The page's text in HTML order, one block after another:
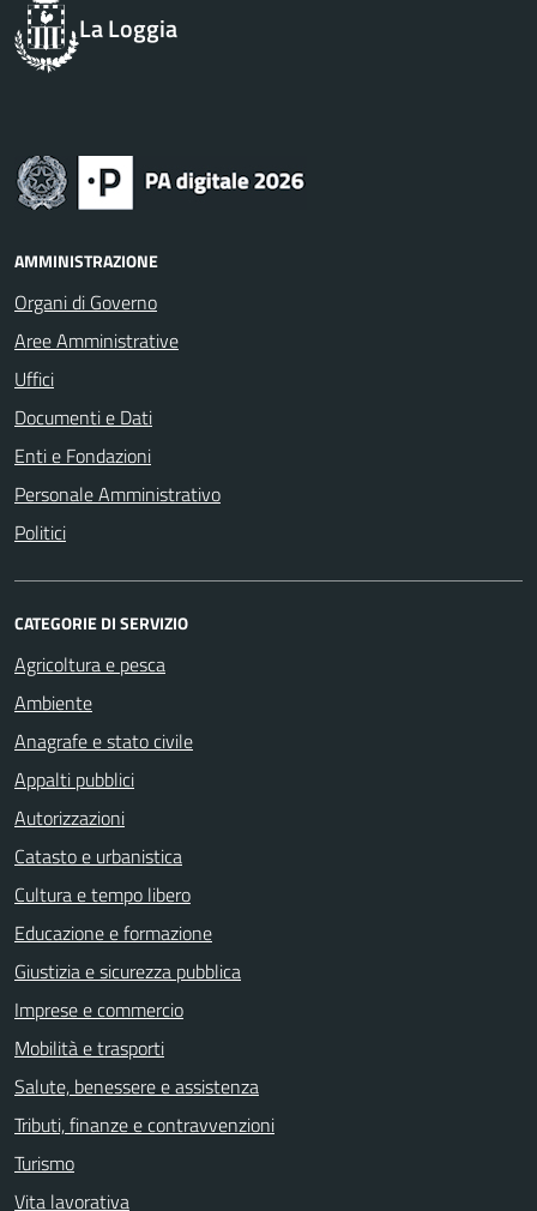
La Loggia
AMMINISTRAZIONE
Organi di Governo
Aree Amministrative
Uffici
Documenti e Dati
Enti e Fondazioni
Personale Amministrativo
Politici
CATEGORIE DI SERVIZIO
Agricoltura e pesca
Ambiente
Anagrafe e stato civile
Appalti pubblici
Autorizzazioni
Catasto e urbanistica
Cultura e tempo libero
Educazione e formazione
Giustizia e sicurezza pubblica
Imprese e commercio
Mobilità e trasporti
Salute, benessere e assistenza
Tributi, finanze e contravvenzioni
Turismo
Vita lavorativa